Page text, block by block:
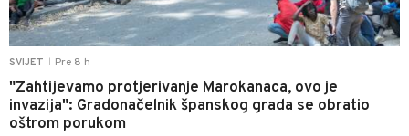
SVIJET Pre 8 h
"Zahtijevamo protjerivanje Marokanaca, ovo je
invazija": Gradonačelnik španskog grada se obratio
oštrom porukom